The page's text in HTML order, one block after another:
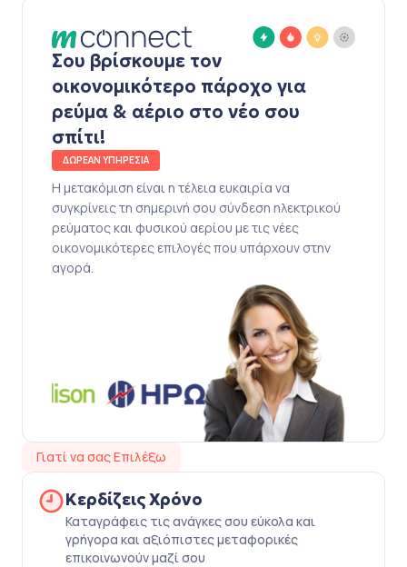
Σου βρίσκουμε τον
οικονομικότερο πάροχο για
ρεύμα & αέριο στο νέο σου
σπίτι!
ΔΩΡΕΑΝ ΥΠΗΡΕΣΙΑ
Η μετακόμιση είναι η τέλεια ευκαιρία να
συγκρίνεις τη σημερινή σου σύνδεση ηλεκτρικού
ρεύματος και φυσικού αερίου με τις νέες
οικονομικότερες επιλογές που υπάρχουν στην
αγορά.
Γιατί να σας Επιλέξω
Κερδίζεις Χρόνο
Καταγράφεις τις ανάγκες σου εύκολα και
γρήγορα και αξιόπιστες μεταφορικές
επικοινωνούν μαζί σου